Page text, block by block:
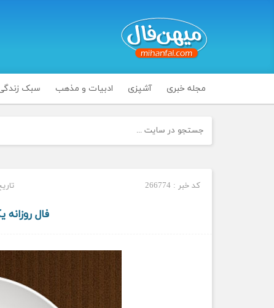
مجله خبری آشپزی ادبیات و مذهب سبک
کد خبر : 266774 تاریخ
فال روزانه یکشنبه